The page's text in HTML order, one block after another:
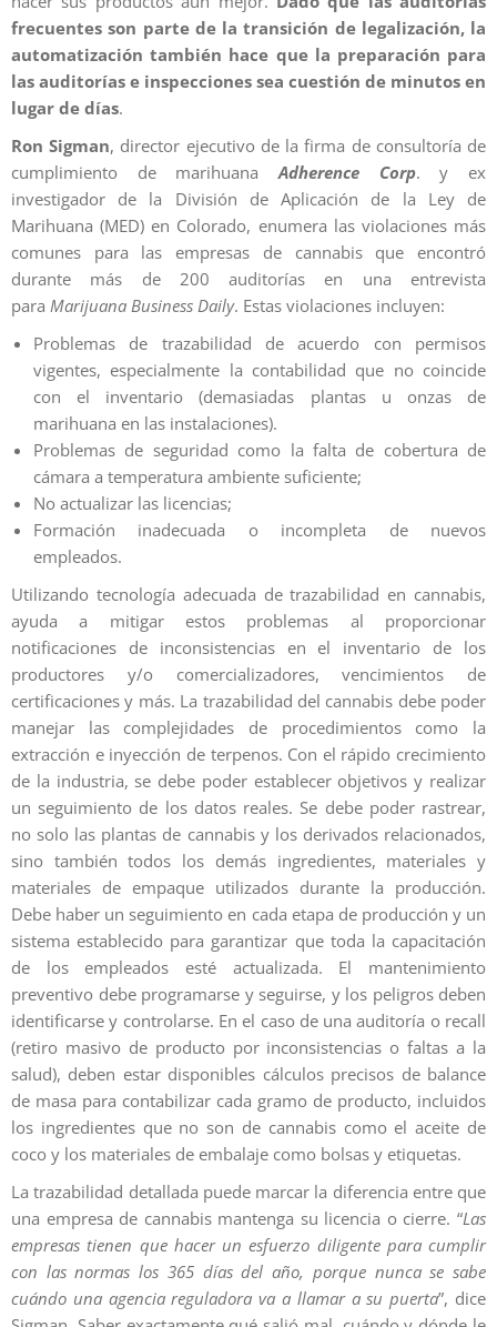
frecuentes son parte de la transición de legalización, la
automatización también hace que la preparación para
las auditorías e inspecciones sea cuestión de minutos en
lugar de días.
Ron Sigman, director ejecutivo de la firma de consultoría de
cumplimiento de marihuana Adherence Corp. y ex
investigador de la División de Aplicación de la Ley de
Marihuana (MED) en Colorado, enumera las violaciones más
comunes para las empresas de cannabis que encontró
durante más de 200 auditorías en una entrevista
para Marijuana Business Daily. Estas violaciones incluyen:
Problemas de trazabilidad de acuerdo con permisos
vigentes, especialmente la contabilidad que no coincide
con el inventario (demasiadas plantas u onzas de
marihuana en las instalaciones).
Problemas de seguridad como la falta de cobertura de
cámara a temperatura ambiente suficiente;
No actualizar las licencias;
Formación inadecuada o incompleta de nuevos
empleados.
Utilizando tecnología adecuada de trazabilidad en cannabis,
ayuda a mitigar estos problemas al proporcionar
notificaciones de inconsistencias en el inventario de los
productores y/o comercializadores, vencimientos de
certificaciones y más. La trazabilidad del cannabis debe poder
manejar las complejidades de procedimientos como la
extracción e inyección de terpenos. Con el rápido crecimiento
de la industria, se debe poder establecer objetivos y realizar
un seguimiento de los datos reales. Se debe poder rastrear,
no solo las plantas de cannabis y los derivados relacionados,
sino también todos los demás ingredientes, materiales y
materiales de empaque utilizados durante la producción.
Debe haber un seguimiento en cada etapa de producción y un
sistema establecido para garantizar que toda la capacitación
de los empleados esté actualizada. El mantenimiento
preventivo debe programarse y seguirse, y los peligros deben
identificarse y controlarse. En el caso de una auditoría o recall
(retiro masivo de producto por inconsistencias o faltas a la
salud), deben estar disponibles cálculos precisos de balance
de masa para contabilizar cada gramo de producto, incluidos
los ingredientes que no son de cannabis como el aceite de
coco y los materiales de embalaje como bolsas y etiquetas.
La trazabilidad detallada puede marcar la diferencia entre que
una empresa de cannabis mantenga su licencia o cierre. “Las
empresas tienen que hacer un esfuerzo diligente para cumplir
con las normas los 365 días del año, porque nunca se sabe
cuándo una agencia reguladora va a llamar a su puerta”, dice